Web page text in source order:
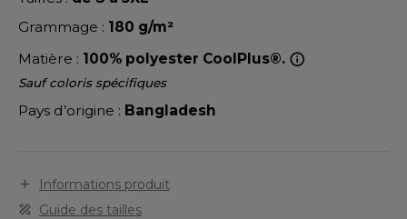
ROW
OF THE LOOM
OF THE LOOM VINTAGE
Grammage : 180 g/m²
Matière : 100% polyester CoolPlus®.
Sauf coloris spécifiques
Pays d’origine : Bangladesh
Informations produit
Guide des tailles